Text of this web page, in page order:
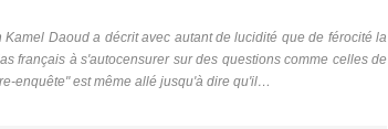
Daoud a décrit avec autant de lucidité que de férocité la
français à s'autocensurer sur des questions comme celles de
enquête" est même allé jusqu'à dire qu'il…